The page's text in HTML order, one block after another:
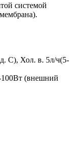
системой
C), Хол. в. 5л/ч(5-
100Вт (внешний